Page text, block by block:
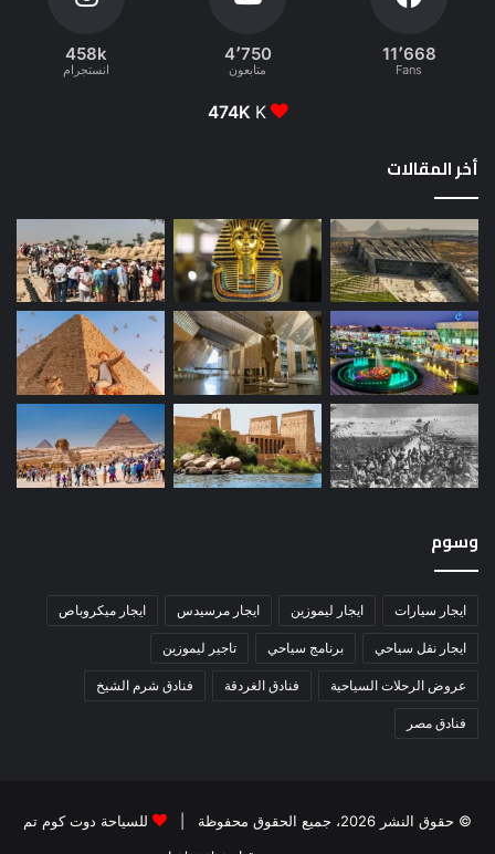
11٬668
Fans
4٬750
متابعون
458k
انستجرام
474K K
أخر المقالات
وسوم
ايجار سيارات ايجار ليموزين ايجار مرسيدس ايجار ميكروباص
ايجار نقل سياحي برنامج سياحي تاجير ليموزين
عروض الرحلات السياحية فنادق الغردقة فنادق شرم الشيخ
فنادق مصر
© حقوق النشر 2026، جميع الحقوق محفوظة |
للسياحة دوت كوم تم